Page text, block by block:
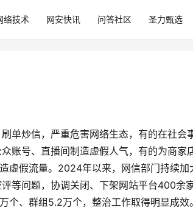
络技术 网安快讯 问答社区 圣力甄选
单炒信，严重危害网络生态，有的在社会
账号、直播间制造虚假人气，有的为商家
虚假流量。2024年以来，网信部门持续加
等问题，协调关闭、下架网站平台400余家
、群组5.2万个，整治工作取得明显成效。